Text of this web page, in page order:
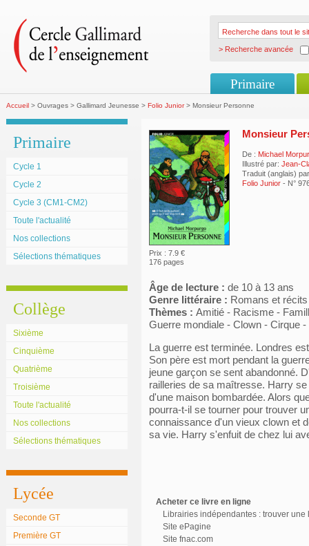
> Recherche avancée
Primaire
Accueil > Ouvrages > Gallimard Jeunesse > Folio Junior> Monsieur Personne
Primaire
Cycle 1
Cycle 2
Cycle 3 (CM1-CM2)
Toute l'actualité
Nos collections
Sélections thématiques
Collège
Sixième
Cinquième
Quatrième
Troisième
Toute l'actualité
Nos collections
Sélections thématiques
Lycée
Seconde GT
Première GT
Prix : 7.9 €
176 pages
Monsieur
De : Michael
Illustré par: Jean-
Traduit (anglais)
Folio Junior - N°
Âge de lecture : de 10 à 13 ans
Genre littéraire : Romans et
Thèmes : Amitié - Racisme -
Guerre mondiale - Clown - Cirque
La guerre est terminée. Londres
Son père est mort pendant la
jeune garçon se sent abandonné.
railleries de sa maîtresse. Harry
d'une maison bombardée. Alors
pourra-t-il se tourner pour trouver
connaissance d'un vieux clown et
sa vie. Harry s'enfuit de chez lui
Acheter ce livre en ligne
Librairies indépendantes : trouver une
Site ePagine
Site fnac.com